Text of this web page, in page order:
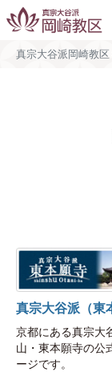
真宗大谷派岡崎教区
真宗大谷派（東
京都にある真宗大
山・東本願寺の公
ージです。